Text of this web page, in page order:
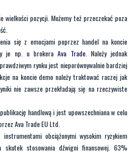
wielkości pozycji. Możemy też przeczekać poza
się z emocjami poprzez handel na koncie
je np. u brokeraAva Trade. Należy jednak
rynku jest nieporównywalnie bardziej
na koncie demo należy traktować raczej jak
nie zawsze przekładają się na rzeczywiste
handlową i jest upowszechniana w celu
Ava Trade EU Ltd.
obciążonymi wysokim ryzykiem
stosowania dźwigni finansowej. 63%